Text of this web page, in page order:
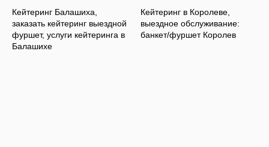
Кейтеринг Балашиха,
заказать кейтеринг выездной
фуршет, услуги кейтеринга в
Балашихе
Кейтеринг в Королеве,
выездное обслуживание:
банкет/фуршет Королев